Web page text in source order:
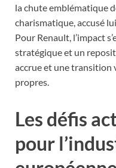
la chute emblématique
charismatique, accusé
Pour Renault, l’impact
stratégique et un
accrue et une transition
propres.
Les défis
pour